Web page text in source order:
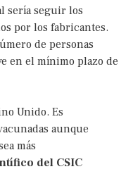
sería seguir los
por los fabricantes.
de personas
en el mínimo plazo de
Unido. Es
aunque
más
del CSIC